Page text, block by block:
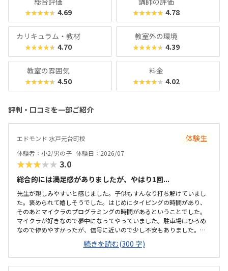
もの成長を実感したい」というご家庭にもおすすめのスクー
ルです！
★★★★★ 4.69 ★★★★★ 4.78
カリキュラム・教材
★★★★★ 4.70
教室外の環境
★★★★★ 4.39
教室の雰囲気
★★★★★ 4.50
料金
★★★★★ 4.02
評判・口コミを一部ご紹介
エドモンド 水戸元台町校 体験生
体験者：小2/男の子 体験日：2026/07
★★★★★ 3.0
総合的には満足感がありましたが、やはり1回...
先生が親しみやすいと感じました。子供もすんなり打ち解けていまし
た。褒められて嬉しそうでした。はじめにタイピングの時間があり、
そのあとマイクラのプログラミングの時間があるということでした。
マイクラが好きなので夢中になってやっていました。駐車場はひろめ
なので停めやすかったが、信号に近いので少し不安もありました。清
潔感がありました。冷房も効いていて過ごしやすいと感じました。机
や椅子も使いやすそうでした。月のうち2回で、自由に日程を決められ
るのは嬉しいと感じました。1回にかかる費用が安くはないので考えて
しまいます。マイクラが好きなので夢中になってやっていたので嬉し
続きを読む(300 字)